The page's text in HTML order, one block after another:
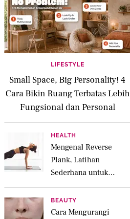
LIFESTYLE
Small Space, Big Personality! 4
Cara Bikin Ruang Terbatas Lebih
Fungsional dan Personal
HEALTH
Mengenal Reverse
Plank, Latihan
Sederhana untuk
Menguatkan Otot
Posterior dan Core
BEAUTY
Cara Mengurangi